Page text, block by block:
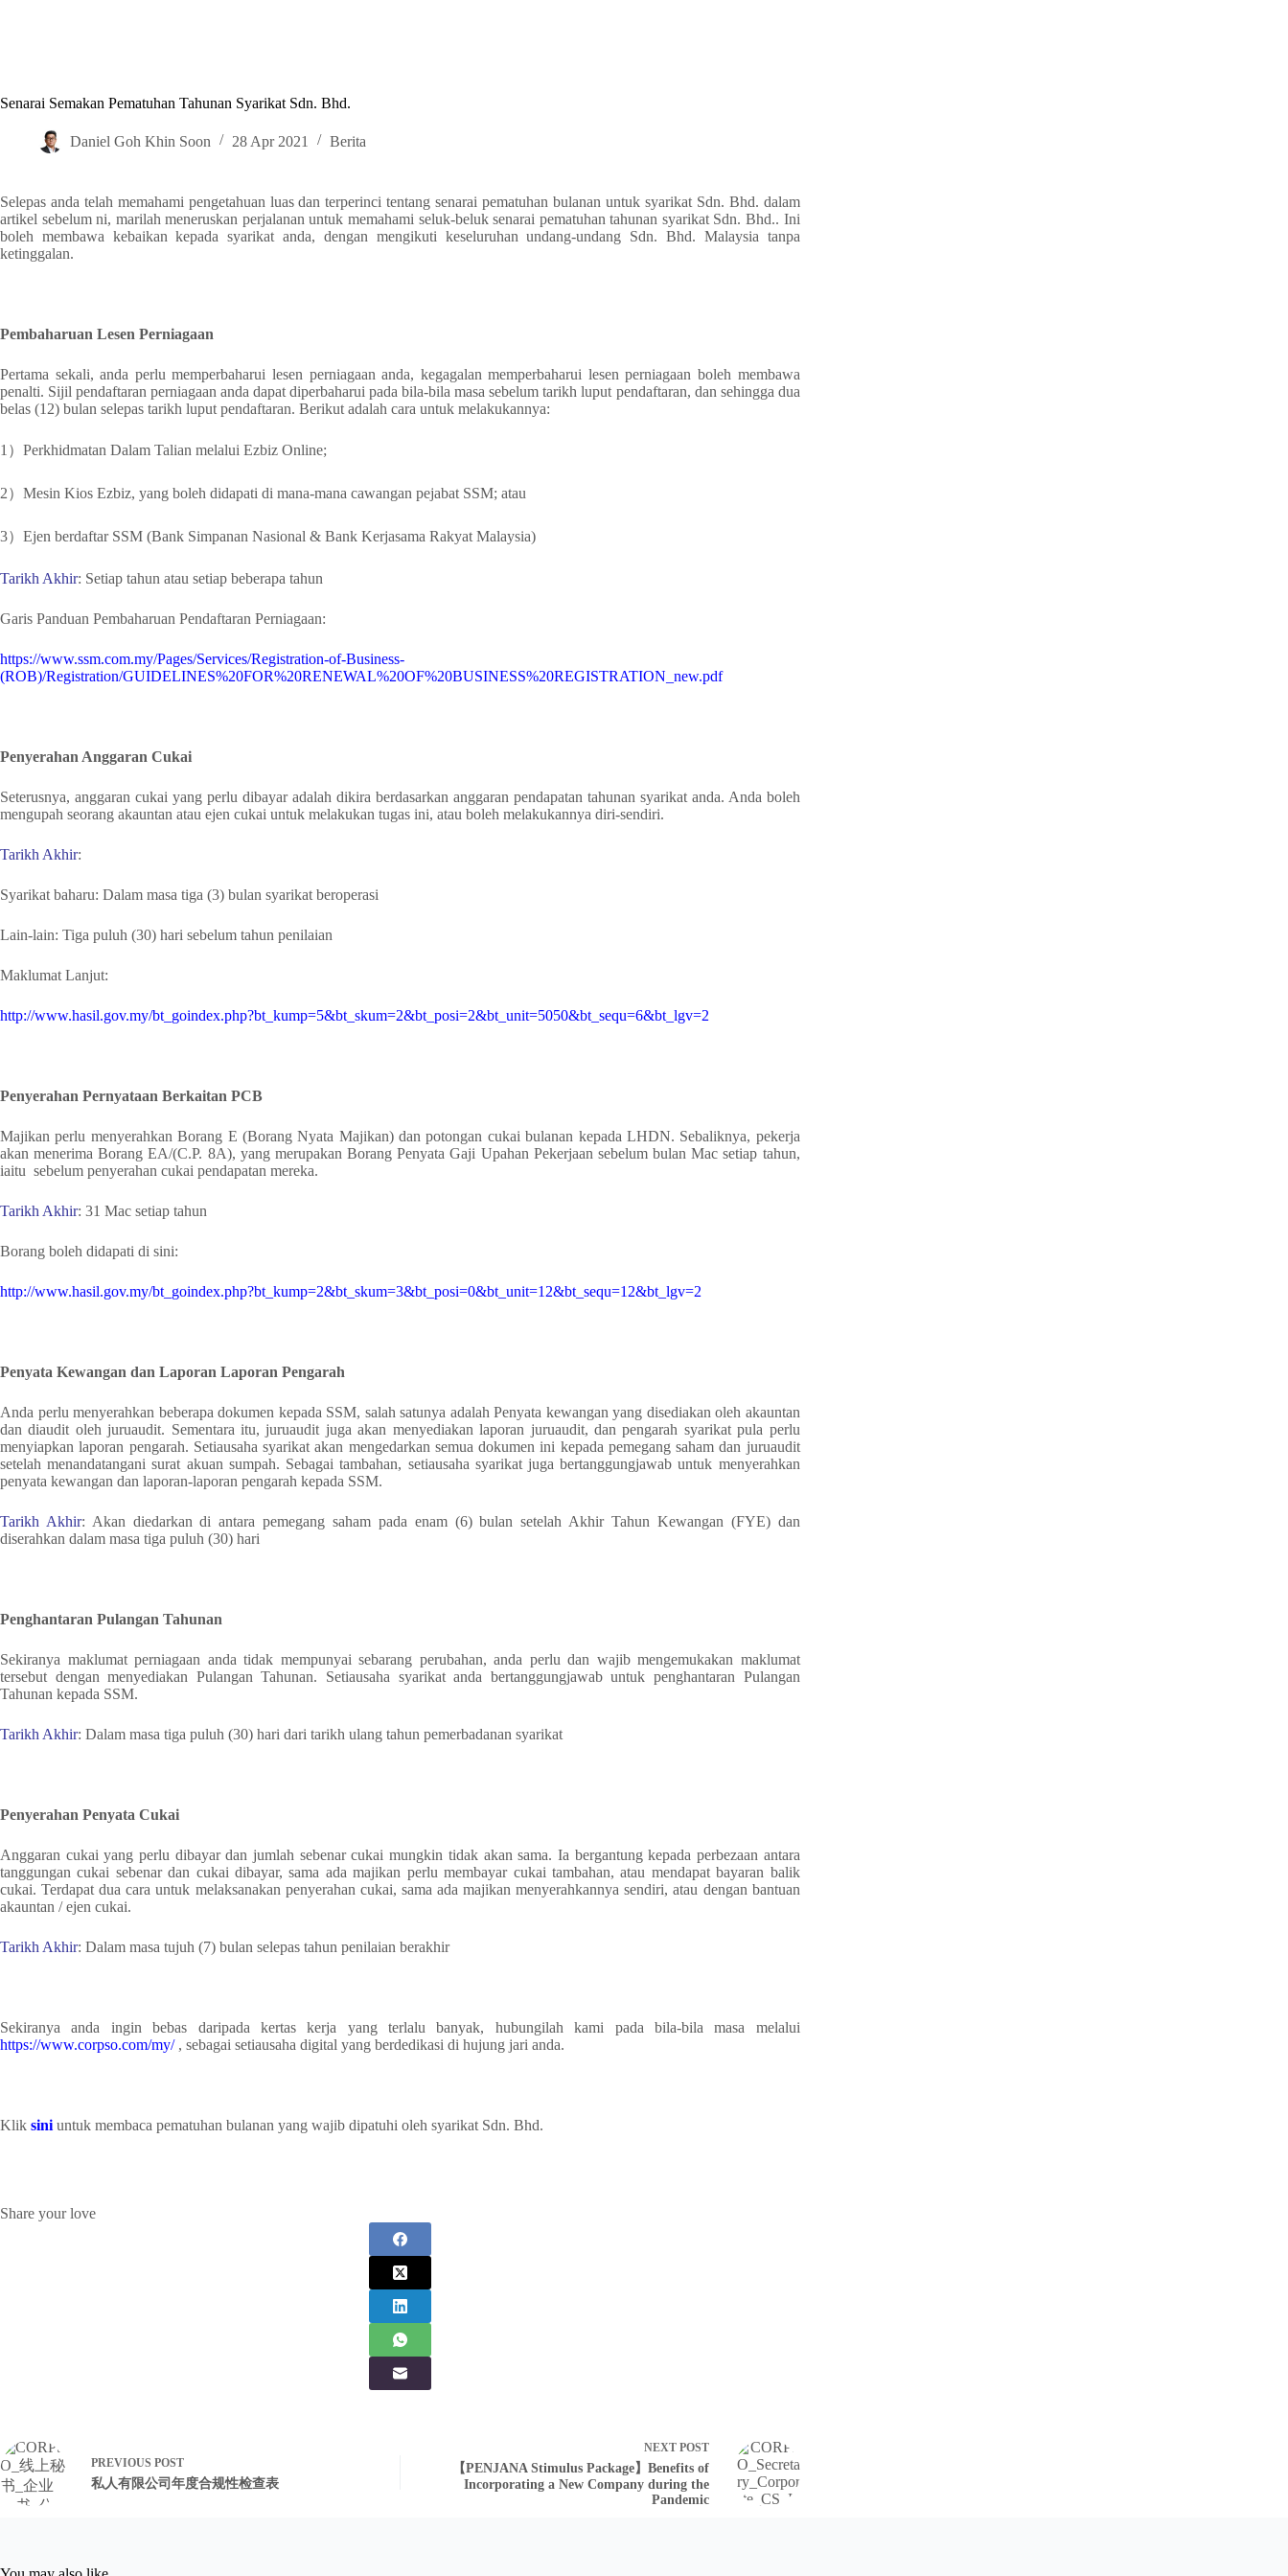
Senarai Semakan Pematuhan Tahunan Syarikat Sdn. Bhd.
Daniel Goh Khin Soon 28 Apr 2021 Berita
Selepas anda telah memahami pengetahuan luas dan terperinci tentang senarai pematuhan bulanan untuk syarikat Sdn. Bhd. dalam
artikel sebelum ni, marilah meneruskan perjalanan untuk memahami seluk-beluk senarai pematuhan tahunan syarikat Sdn. Bhd.. Ini
boleh membawa kebaikan kepada syarikat anda, dengan mengikuti keseluruhan undang-undang Sdn. Bhd. Malaysia tanpa
ketinggalan.
Pembaharuan Lesen Perniagaan
Pertama sekali, anda perlu memperbaharui lesen perniagaan anda, kegagalan memperbaharui lesen perniagaan boleh membawa
penalti. Sijil pendaftaran perniagaan anda dapat diperbaharui pada bila-bila masa sebelum tarikh luput pendaftaran, dan sehingga dua
belas (12) bulan selepas tarikh luput pendaftaran. Berikut adalah cara untuk melakukannya:
1）Perkhidmatan Dalam Talian melalui Ezbiz Online;
2）Mesin Kios Ezbiz, yang boleh didapati di mana-mana cawangan pejabat SSM; atau
3）Ejen berdaftar SSM (Bank Simpanan Nasional & Bank Kerjasama Rakyat Malaysia)
Tarikh Akhir: Setiap tahun atau setiap beberapa tahun
Garis Panduan Pembaharuan Pendaftaran Perniagaan:
https://www.ssm.com.my/Pages/Services/Registration-of-Business-
(ROB)/Registration/GUIDELINES%20FOR%20RENEWAL%20OF%20BUSINESS%20REGISTRATION_new.pdf
Penyerahan Anggaran Cukai
Seterusnya, anggaran cukai yang perlu dibayar adalah dikira berdasarkan anggaran pendapatan tahunan syarikat anda. Anda boleh
mengupah seorang akauntan atau ejen cukai untuk melakukan tugas ini, atau boleh melakukannya diri-sendiri.
Tarikh Akhir:
Syarikat baharu: Dalam masa tiga (3) bulan syarikat beroperasi
Lain-lain: Tiga puluh (30) hari sebelum tahun penilaian
Maklumat Lanjut:
http://www.hasil.gov.my/bt_goindex.php?bt_kump=5&bt_skum=2&bt_posi=2&bt_unit=5050&bt_sequ=6&bt_lgv=2
Penyerahan Pernyataan Berkaitan PCB
Majikan perlu menyerahkan Borang E (Borang Nyata Majikan)dan potongan cukai bulanan kepada LHDN. Sebaliknya, pekerja
akan menerima Borang EA/(C.P. 8A), yang merupakan Borang Penyata Gaji Upahan Pekerjaan sebelum bulan Mac setiap tahun,
iaitu sebelum penyerahan cukai pendapatan mereka.
Tarikh Akhir: 31 Mac setiap tahun
Borang boleh didapati di sini:
http://www.hasil.gov.my/bt_goindex.php?bt_kump=2&bt_skum=3&bt_posi=0&bt_unit=12&bt_sequ=12&bt_lgv=2
Penyata Kewangan dan Laporan Laporan Pengarah
Anda perlu menyerahkan beberapa dokumen kepada SSM, salah satunya adalah Penyata kewangan yang disediakan oleh akauntan
dan diaudit oleh juruaudit. Sementara itu, juruaudit juga akan menyediakan laporan juruaudit, dan pengarah syarikat pula perlu
menyiapkan laporan pengarah. Setiausaha syarikat akan mengedarkan semua dokumen ini kepada pemegang saham dan juruaudit
setelahmenandatangani surat akuan sumpah. Sebagai tambahan, setiausaha syarikat juga bertanggungjawab untuk menyerahkan
penyata kewangan dan laporan-laporan pengarah kepada SSM.
Tarikh Akhir: Akan diedarkan di antara pemegang saham pada enam (6) bulan setelah Akhir Tahun Kewangan (FYE) dan
diserahkan dalam masa tiga puluh (30) hari
Penghantaran Pulangan Tahunan
Sekiranya maklumat perniagaan anda tidak mempunyai sebarang perubahan, anda perlu dan wajib mengemukakan maklumat
tersebut dengan menyediakan Pulangan Tahunan. Setiausaha syarikat anda bertanggungjawab untuk penghantaran Pulangan
Tahunan kepada SSM.
Tarikh Akhir: Dalam masa tiga puluh (30) hari dari tarikh ulang tahun pemerbadanan syarikat
Penyerahan Penyata Cukai
Anggaran cukai yang perlu dibayar dan jumlah sebenar cukai mungkin tidak akan sama. Ia bergantung kepada perbezaan antara
tanggungan cukai sebenar dan cukai dibayar, sama ada majikan perlu membayar cukai tambahan, atau mendapat bayaran balik
cukai. Terdapat dua cara untuk melaksanakan penyerahan cukai, sama ada majikan menyerahkannya sendiri, atau dengan bantuan
akauntan / ejen cukai.
Tarikh Akhir: Dalam masa tujuh (7) bulan selepas tahun penilaian berakhir
Sekiranya anda ingin bebas daripada kertas kerja yang terlalu banyak, hubungilah kami pada bila-bila masa melalui
https://www.corpso.com/my/, sebagai setiausaha digital yang berdedikasi di hujung jari anda.
Klik sini untuk membaca pematuhan bulanan yang wajib dipatuhi oleh syarikat Sdn. Bhd.
Share your love
PREVIOUS POST
私人有限公司年度合规性检查表
NEXT POST
【PENJANA Stimulus Package】Benefits of
Incorporating a New Company during the
Pandemic